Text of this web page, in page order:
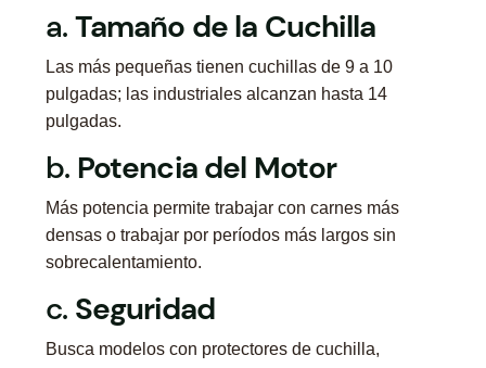
a.Tamaño de la Cuchilla
Las más pequeñas tienen cuchillas de 9 a 10
pulgadas; las industriales alcanzan hasta 14
pulgadas.
b. Potencia del Motor
Más potencia permite trabajar con carnes más
densas o trabajar por períodos más largos sin
sobrecalentamiento.
c. Seguridad
Busca modelos con protectores de cuchilla,